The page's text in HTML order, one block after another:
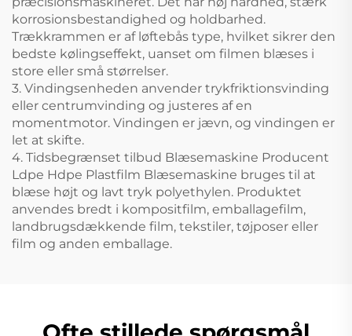
korrosionsbestandighed og holdbarhed.
Trækkrammen er af løftebås type, hvilket sikrer den
bedste kølingseffekt, uanset om filmen blæses i
store eller små størrelser.
3. Vindingsenheden anvender trykfriktionsvinding
eller centrumvinding og justeres af en
momentmotor. Vindingen er jævn, og vindingen er
let at skifte.
4. Tidsbegrænset tilbud Blæsemaskine Producent
Ldpe Hdpe Plastfilm Blæsemaskine bruges til at
blæse højt og lavt tryk polyethylen. Produktet
anvendes bredt i kompositfilm, emballagefilm,
landbrugsdækkende film, tekstiler, tøjposer eller
film og anden emballage.